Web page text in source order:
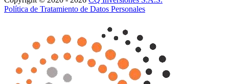
Política de Tratamiento de Datos Personales